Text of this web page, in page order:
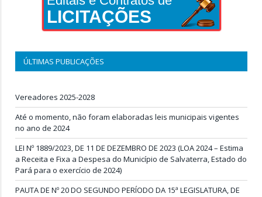
LICITAÇÕES
ÚLTIMAS PUBLICAÇÕES
Vereadores 2025-2028
Até o momento, não foram elaboradas leis municipais vigentes
no ano de 2024
LEI Nº 1889/2023, DE 11 DE DEZEMBRO DE 2023 (LOA 2024 – Estima
a Receita e Fixa a Despesa do Município de Salvaterra, Estado do
Pará para o exercício de 2024)
PAUTA DE Nº 20 DO SEGUNDO PERÍODO DA 15ª LEGISLATURA, DE